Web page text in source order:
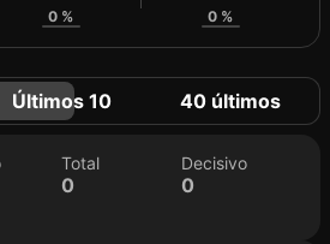
0 % 0 %
Últimos 10 40 últimos
Total
0
Decisivo
0